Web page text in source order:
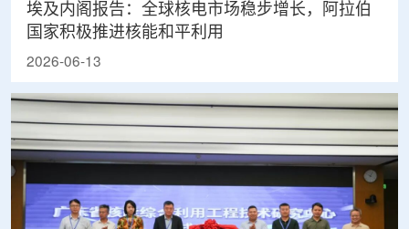
埃及内阁报告：全球核电市场稳步增长，阿拉伯
国家积极推进核能和平利用
2026-06-13